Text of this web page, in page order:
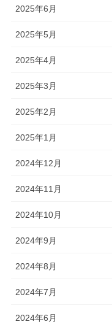
2025年6月
2025年5月
2025年4月
2025年3月
2025年2月
2025年1月
2024年12月
2024年11月
2024年10月
2024年9月
2024年8月
2024年7月
2024年6月